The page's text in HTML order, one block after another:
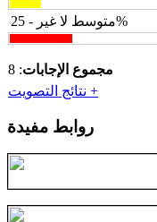
متوسط لا غير - 25%
مجموع الإجابات: 8
نتائج التصويت +
روابط مفيدة